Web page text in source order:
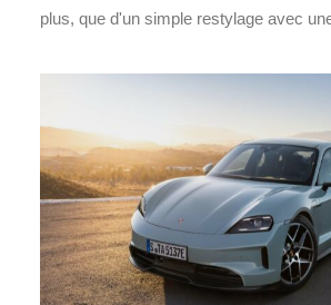
plus, que d'un simple restylage avec